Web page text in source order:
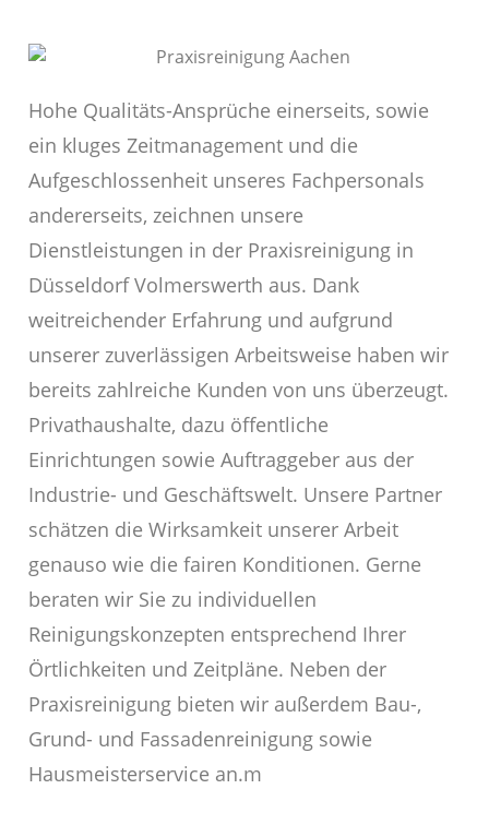
Hohe Qualitäts-Ansprüche einerseits, sowie
ein kluges Zeitmanagement und die
Aufgeschlossenheit unseres Fachpersonals
andererseits, zeichnen unsere
Dienstleistungen in der Praxisreinigung in
Düsseldorf Volmerswerth aus. Dank
weitreichender Erfahrung und aufgrund
unserer zuverlässigen Arbeitsweise haben wir
bereits zahlreiche Kunden von uns überzeugt.
Privathaushalte, dazu öffentliche
Einrichtungen sowie Auftraggeber aus der
Industrie- und Geschäftswelt. Unsere Partner
schätzen die Wirksamkeit unserer Arbeit
genauso wie die fairen Konditionen. Gerne
beraten wir Sie zu individuellen
Reinigungskonzepten entsprechend Ihrer
Örtlichkeiten und Zeitpläne. Neben der
Praxisreinigung bieten wir außerdem Bau-,
Grund- und Fassadenreinigung sowie
Hausmeisterservice an.m